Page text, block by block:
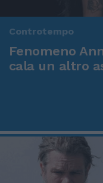
Controtempo
Fenomeno
cala un altro